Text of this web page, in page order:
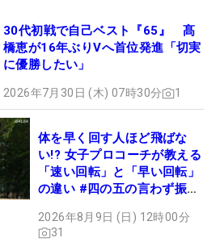
30代初戦で自己ベスト『65』 髙
橋恵が16年ぶりVへ首位発進「切実
に優勝したい」
2026年7月30日 (木) 07時30分 1
体を早く回す人ほど飛ばな
い!? 女子プロコーチが教える
「速い回転」と「早い回転」
の違い #四の五の言わず振り
2026年8月9日 (日) 12時00分
31